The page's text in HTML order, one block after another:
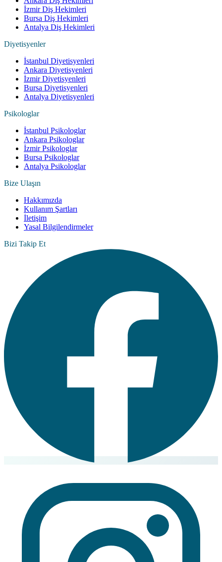
İzmir Diş Hekimleri
Bursa Diş Hekimleri
Antalya Diş Hekimleri
Diyetisyenler
İstanbul Diyetisyenleri
Ankara Diyetisyenleri
İzmir Diyetisyenleri
Bursa Diyetisyenleri
Antalya Diyetisyenleri
Psikologlar
İstanbul Psikologlar
Ankara Psikologlar
İzmir Psikologlar
Bursa Psikologlar
Antalya Psikologlar
Bize Ulaşın
Hakkımızda
Kullanım Şartları
İletişim
Yasal Bilgilendirmeler
Bizi Takip Et